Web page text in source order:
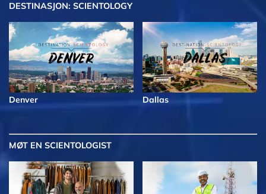
DESTINASJON: SCIENTOLOGY
Denver Dallas
MØT EN SCIENTOLOGIST